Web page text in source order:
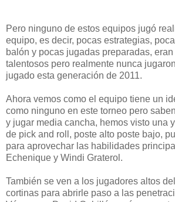
Pero ninguno de estos equipos jugó
equipo, es decir, pocas estrategias,
balón y pocas jugadas preparadas,
talentosos pero realmente nunca
jugado esta generación de 2011.
Ahora vemos como el equipo tiene un
como ninguno en este torneo pero
y jugar media cancha, hemos visto una
de pick and roll, poste alto poste bajo,
para aprovechar las habilidades
Echenique y Windi Graterol.
También se ven a los jugadores altos
cortinas para abrirle paso a las